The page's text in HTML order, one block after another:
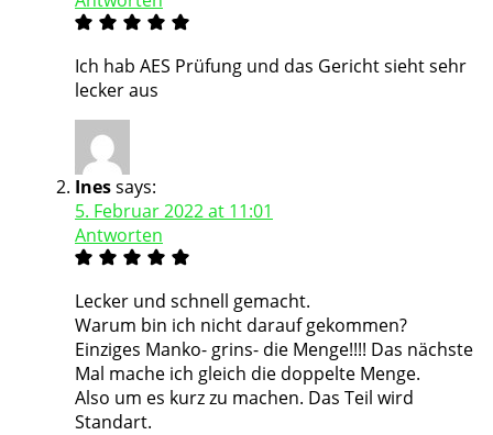
Ich hab AES Prüfung und das Gericht sieht sehr
lecker aus
Inessays:
5. Februar 2022 at 11:01
Antworten
Lecker und schnell gemacht.
Warum bin ich nicht darauf gekommen?
Einziges Manko- grins- die Menge!!!! Das nächste
Mal mache ich gleich die doppelte Menge.
Also um es kurz zu machen. Das Teil wird
Standart.